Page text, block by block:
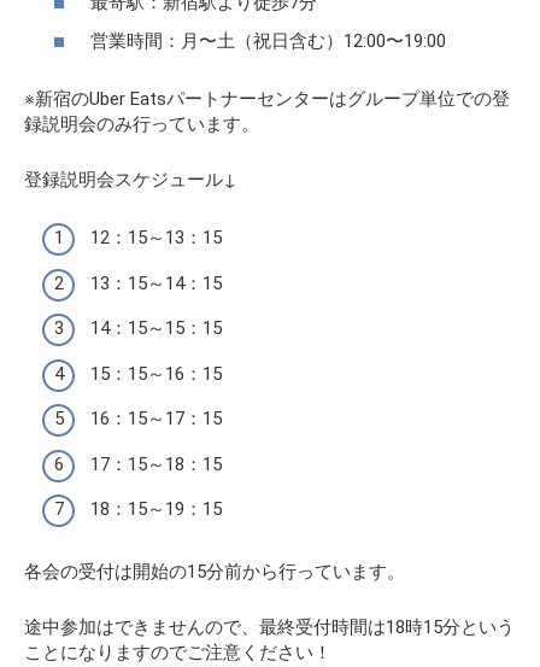
営業時間：月〜土（祝日含む）12:00〜19:00
※新宿のUber Eatsパートナーセンターはグループ単位での登
録説明会のみ行っています。
登録説明会スケジュール↓
12：15～13：15
13：15～14：15
14：15～15：15
15：15～16：15
16：15～17：15
17：15～18：15
18：15～19：15
各会の受付は開始の15分前から行っています。
途中参加はできませんので、最終受付時間は18時15分という
ことになりますのでご注意ください！